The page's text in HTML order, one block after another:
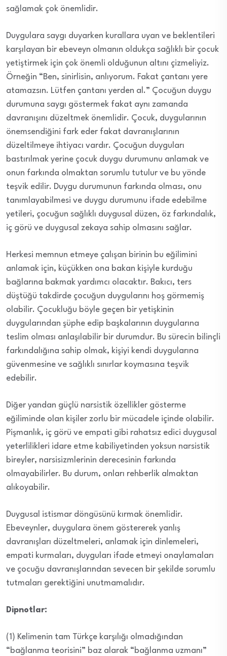
sağlamak çok önemlidir.
Duygulara saygı duyarken kurallara uyan ve beklentileri
karşılayan bir ebeveyn olmanın oldukça sağlıklı bir çocuk
yetiştirmek için çok önemli olduğunun altını çizmeliyiz.
Örneğin “Ben, sinirlisin, anlıyorum. Fakat çantanı yere
atamazsın. Lütfen çantanı yerden al.” Çocuğun duygu
durumuna saygı göstermek fakat aynı zamanda
davranışını düzeltmek önemlidir. Çocuk, duygularının
önemsendiğini fark eder fakat davranışlarının
düzeltilmeye ihtiyacı vardır. Çocuğun duyguları
bastırılmak yerine çocuk duygu durumunu anlamak ve
onun farkında olmaktan sorumlu tutulur ve bu yönde
teşvik edilir. Duygu durumunun farkında olması, onu
tanımlayabilmesi ve duygu durumunu ifade edebilme
yetileri, çocuğun sağlıklı duygusal düzen, öz farkındalık,
iç görü ve duygusal zekaya sahip olmasını sağlar.
Herkesi memnun etmeye çalışan birinin bu eğilimini
anlamak için, küçükken ona bakan kişiyle kurduğu
bağlarına bakmak yardımcı olacaktır. Bakıcı, ters
düştüğü takdirde çocuğun duygularını hoş görmemiş
olabilir. Çocukluğu böyle geçen bir yetişkinin
duygularından şüphe edip başkalarının duygularına
teslim olması anlaşılabilir bir durumdur. Bu sürecin bilinçli
farkındalığına sahip olmak, kişiyi kendi duygularına
güvenmesine ve sağlıklı sınırlar koymasına teşvik
edebilir.
Diğer yandan güçlü narsistik özellikler gösterme
eğiliminde olan kişiler zorlu bir mücadele içinde olabilir.
Pişmanlık, iç görü ve empati gibi rahatsız edici duygusal
yeterlilikleri idare etme kabiliyetinden yoksun narsistik
bireyler, narsisizmlerinin derecesinin farkında
olmayabilirler. Bu durum, onları rehberlik almaktan
alıkoyabilir.
Duygusal istismar döngüsünü kırmak önemlidir.
Ebeveynler, duygulara önem göstererek yanlış
davranışları düzeltmeleri, anlamak için dinlemeleri,
empati kurmaları, duyguları ifade etmeyi onaylamaları
ve çocuğu davranışlarından sevecen bir şekilde sorumlu
tutmaları gerektiğini unutmamalıdır.
Dipnotlar:
(1) Kelimenin tam Türkçe karşılığı olmadığından
“bağlanma teorisini” baz alarak “bağlanma uzmanı”